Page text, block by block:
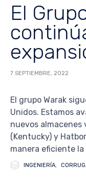
El
7 SEPTIEMBRE, 2022
El grupo Warak
Unidos. Estamos
nuevos
(Kentucky) y
manera eficiente
 Category
INGENIERÍA,